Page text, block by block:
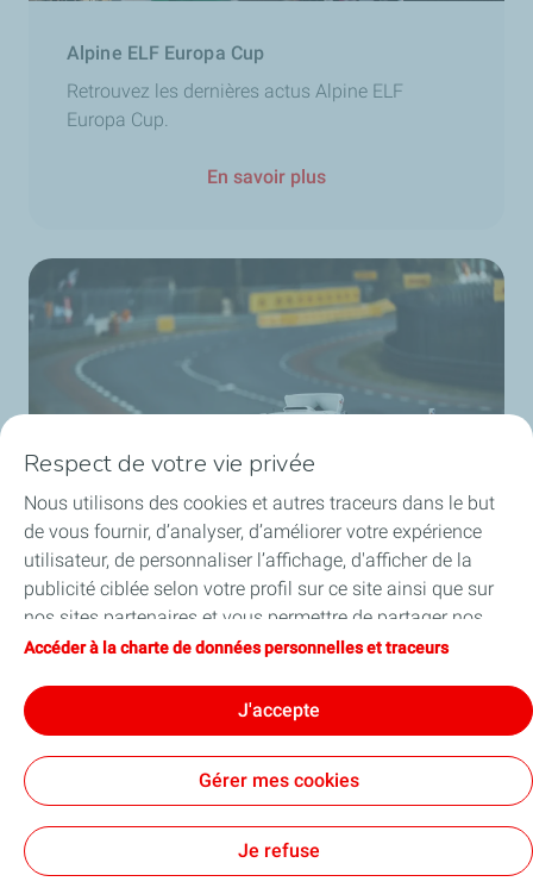
Alpine ELF Europa Cup
Retrouvez les dernières actus Alpine ELF
Europa Cup.
En savoir plus
MissionH24
Tout savoir sur la missionH24
En savoir plus
Accessibilité : partiellement conforme
Respect de votre vie privée
Nous utilisons des cookies et autres traceurs dans le but
de vous fournir, d’analyser, d’améliorer votre expérience
utilisateur, de personnaliser l’affichage, d'afficher de la
publicité ciblée selon votre profil sur ce site ainsi que sur
nos sites partenaires et vous permettre de partager nos
contenus sur les réseaux sociaux. Vous pouvez à tout
sur le bouton « Gérer mes cookies ». En cliquant sur le
bouton « J’accepte », vous acceptez le dépôt de
l’ensemble des cookies. Dans le cas où vous cliquez sur
« Je refuse », seuls les cookies techniques nécessaires au
d’informations, notamment sur la liste des partenaires,
vous pouvez consulter la page « Charte de données
Accéder à la charte de données personnelles et traceurs
J'accepte
Gérer mes cookies
Je refuse